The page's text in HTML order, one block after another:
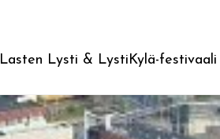
Lasten Lysti & LystiKylä-festivaali